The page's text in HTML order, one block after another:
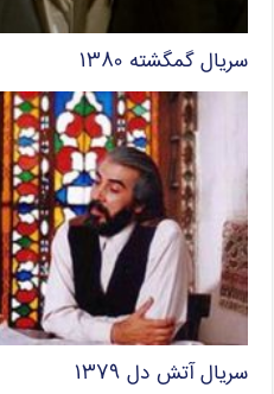
سریال گمگشته ۱۳۸۰
سریال آتش دل ۱۳۷۹